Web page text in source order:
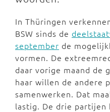
In Thüringen
BSW sinds de
september de
vormen. De
daar vorige maand de
haar willen de andere
samenwerken. Dat
lastig. De drie partijen